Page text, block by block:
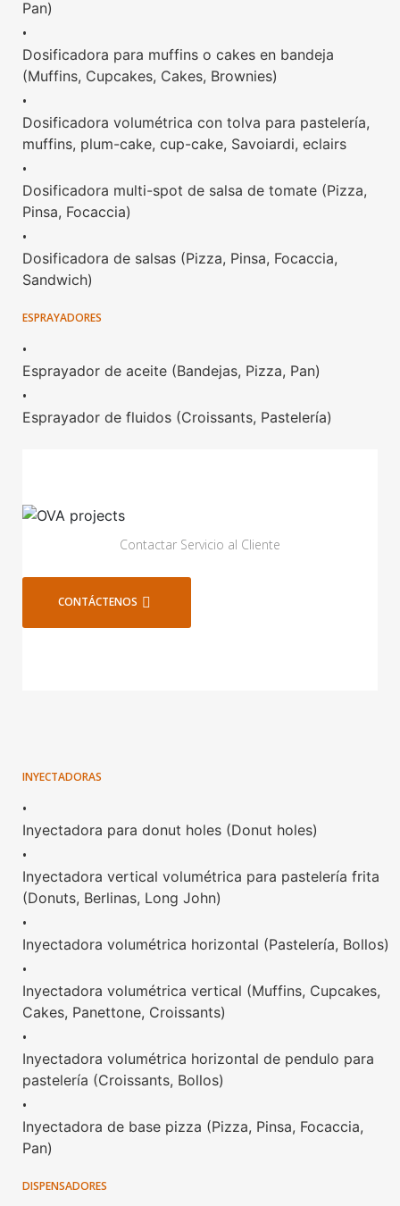
Pan)
•
Dosificadora para muffins o cakes en bandeja
(Muffins, Cupcakes, Cakes, Brownies)
•
Dosificadora volumétrica con tolva para pastelería,
muffins, plum-cake, cup-cake, Savoiardi, eclairs
•
Dosificadora multi-spot de salsa de tomate (Pizza,
Pinsa, Focaccia)
•
Dosificadora de salsas (Pizza, Pinsa, Focaccia,
Sandwich)
ESPRAYADORES
•
Esprayador de aceite (Bandejas, Pizza, Pan)
•
Esprayador de fluidos (Croissants, Pastelería)
Contactar Servicio al Cliente
CONTÁCTENOS
INYECTADORAS
•
Inyectadora para donut holes (Donut holes)
•
Inyectadora vertical volumétrica para pastelería frita
(Donuts, Berlinas, Long John)
•
Inyectadora volumétrica horizontal (Pastelería, Bollos)
•
Inyectadora volumétrica vertical (Muffins, Cupcakes,
Cakes, Panettone, Croissants)
•
Inyectadora volumétrica horizontal de pendulo para
pastelería (Croissants, Bollos)
•
Inyectadora de base pizza (Pizza, Pinsa, Focaccia,
Pan)
DISPENSADORES